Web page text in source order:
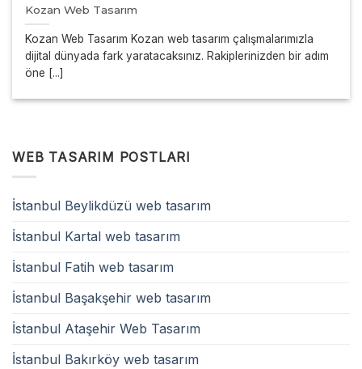
Kozan Web Tasarım
Kozan Web Tasarım Kozan web tasarım çalışmalarımızla
dijital dünyada fark yaratacaksınız. Rakiplerinizden bir adım
öne [...]
WEB TASARIM POSTLARI
İstanbul Beylikdüzü web tasarım
İstanbul Kartal web tasarım
İstanbul Fatih web tasarım
İstanbul Başakşehir web tasarım
İstanbul Ataşehir Web Tasarım
İstanbul Bakırköy web tasarım